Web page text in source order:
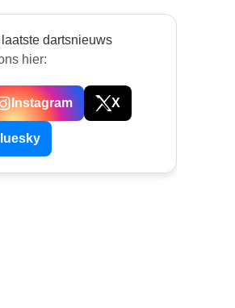
dartsnieuws
hier:
Instagram X